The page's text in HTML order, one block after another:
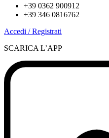
+39 0362 900912
+39 346 0816762
Accedi / Registrati
SCARICA L’APP